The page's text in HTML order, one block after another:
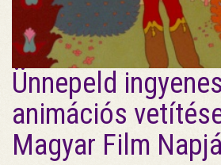
Ünnepeld ingyenes
animációs
Magyar Film